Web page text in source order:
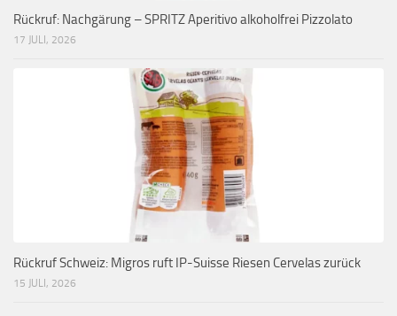
Rückruf: Nachgärung – SPRITZ Aperitivo alkoholfrei Pizzolato
17 JULI, 2026
Rückruf Schweiz: Migros ruft IP-Suisse Riesen Cervelas zurück
15 JULI, 2026